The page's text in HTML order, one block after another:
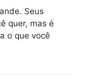
Seus
quer, mas é
o que você